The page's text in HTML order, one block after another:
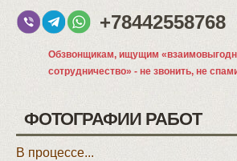
+78442558768
Обзвонщикам, ищущим
сотрудничество» - не звонить, не
ФОТОГРАФИИ РАБОТ
В процессе...